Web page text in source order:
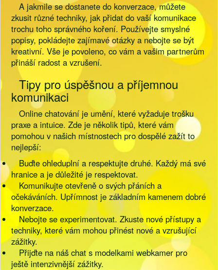
A jakmile se dostanete do konverzace, můžete
zkusit různé techniky, jak přidat do vaší komunikace
trochu toho správného koření. Používejte smyslné
popisy, pokládejte zajímavé otázky a nebojte se být
kreativní. Vše je povoleno, co vám a vašim partnerům
přináší radost a vzrušení.
Tipy pro úspěšnou a příjemnou
komunikaci
Online chatování je umění, které vyžaduje trošku
praxe a intuice. Zde je několik tipů, které vám
pomohou v našich místnostech pro dospělé zažít to
nejlepší:
Buďte ohleduplní a respektujte druhé. Každý má své
hranice a je důležité je respektovat.
Komunikujte otevřeně o svých přáních a
očekáváních. Upřímnost je základním kamenem dobré
konverzace.
Nebojte se experimentovat. Zkuste nové přístupy a
techniky, které vám mohou přinést nové a vzrušující
zážitky.
Přijďte na náš chat s modelkami webkamer pro
ještě intenzivnější zážitky.